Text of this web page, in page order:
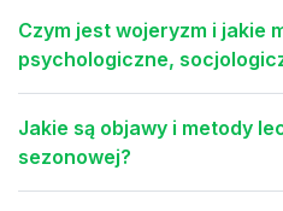
Czym jest wojeryzm i jakie
psychologiczne,
Jakie są objawy i metody
sezonowej?